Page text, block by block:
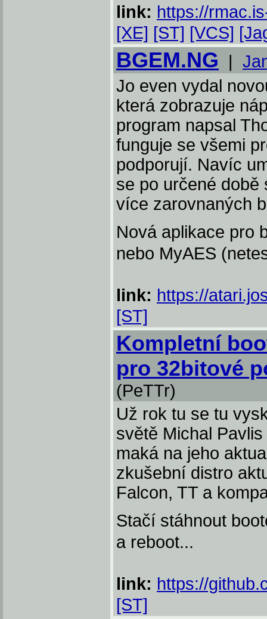
link: https://
[XE] [ST] [VCS]
BGEM.NG |
Jo even vydal
která zobrazuje
program napsal
funguje se všemi
podporují. Navíc
se po určené
více zarovnaných
Nová aplikace pro
nebo MyAES
link: https://
[ST]
Kompletní
pro 32bitové
(PeTTr)
Už rok tu se tu
světě Michal
maká na jeho
zkušební distro
Falcon, TT a
Stačí stáhnout
a reboot...
link: https://
[ST]